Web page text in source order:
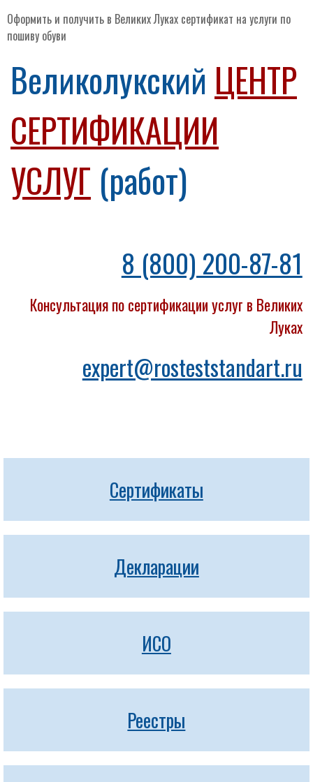
Оформить и получить в Великих Луках сертификат на услуги по
пошиву обуви
Великолукский ЦЕНТР
СЕРТИФИКАЦИИ
УСЛУГ (работ)
8 (800) 200-87-81
Консультация по сертификации услуг в Великих
Луках
expert@rosteststandart.ru
Сертификаты
Декларации
ИСО
Реестры